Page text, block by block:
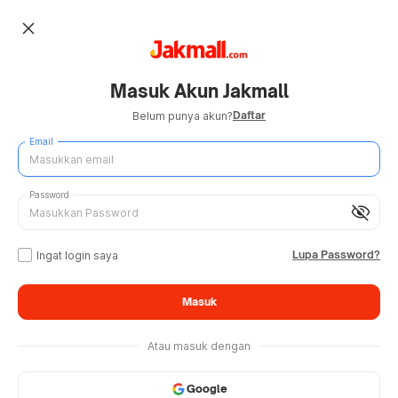
close
Masuk Akun Jakmall
Belum punya akun?Daftar
Email
visibility_off
Password
Ingat login saya Lupa Password?
Masuk
Atau masuk dengan
Google